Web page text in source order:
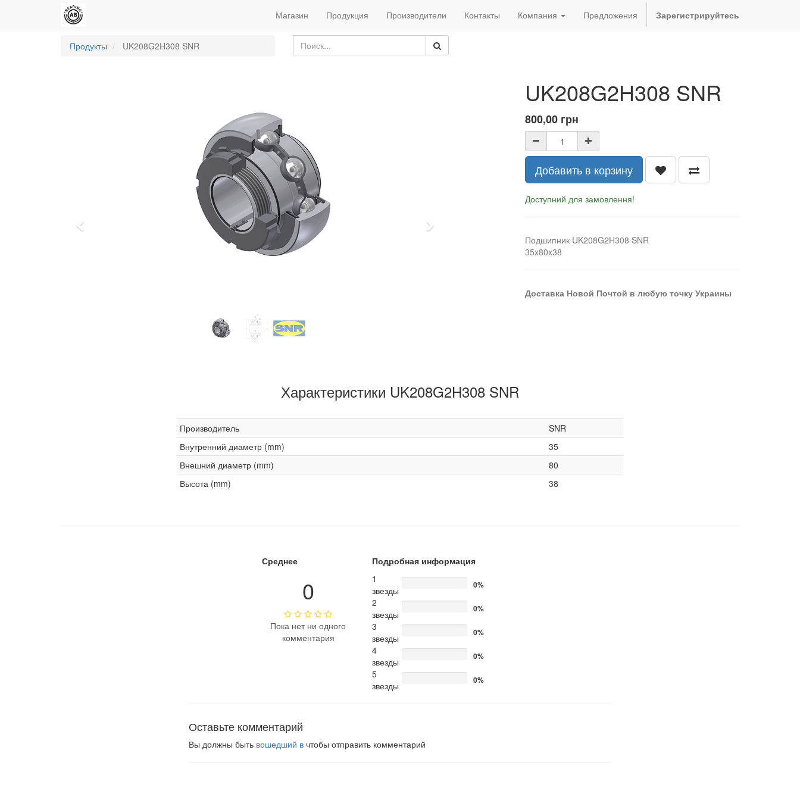
Магазин Продукция Производители Контакты Компания Предложения Зарегистрируйтесь
Продукты UK208G2H308 SNR
Next
UK208G2H308 SNR
800,00 грн
Добавить в корзину
Доступний для замовлення!
Подшипник UK208G2H308 SNR
35x80x38
Доставка Новой Почтой в любую точку Украины
Характеристики UK208G2H308 SNR
Производитель
SNR
Внутренний диаметр (mm)
35
Внешний диаметр (mm)
80
Высота (mm)
38
Среднее
0
Пока нет ни одного
комментария
Подробная информация
1
звезды
0%
2
звезды
0%
3
звезды
0%
4
звезды
0%
5
звезды
0%
Оставьте комментарий
Вы должны быть вошедший в чтобы отправить комментарий